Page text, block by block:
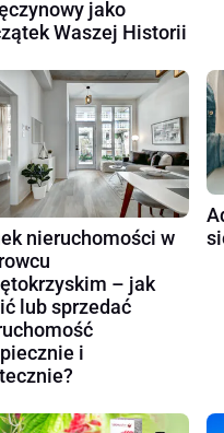
jako
Waszej Historii
nieruchomości w
– jak
lub sprzedać
i